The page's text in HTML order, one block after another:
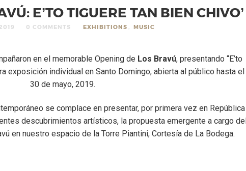
E’TO TIGUERE TAN BIEN CHIVO’
0 COMMENTS EXHIBITIONS , MUSIC
en el memorable Opening de Los Bravú, presentando “E’to
exposición individual en Santo Domingo, abierta al público hasta el
30 de mayo, 2019.
se complace en presentar, por primera vez en República
descubrimientos artísticos, la propuesta emergente a cargo del
en nuestro espacio de la Torre Piantini, Cortesía de La Bodega.